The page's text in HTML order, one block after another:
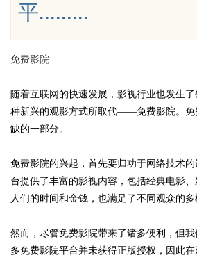
Bo
平.........
免费影院
随着互联网的快速发展，影视行业也发生
种新兴的观影方式所取代——免费影院。免
缺的一部分。
免费影院的兴起，首先要归功于网络技术
台提供了丰富的影视内容，包括经典电影
人们的时间和金钱，也满足了不同观众的多
然而，尽管免费影院带来了诸多便利，但
多免费影院平台并未获得正版授权，因此